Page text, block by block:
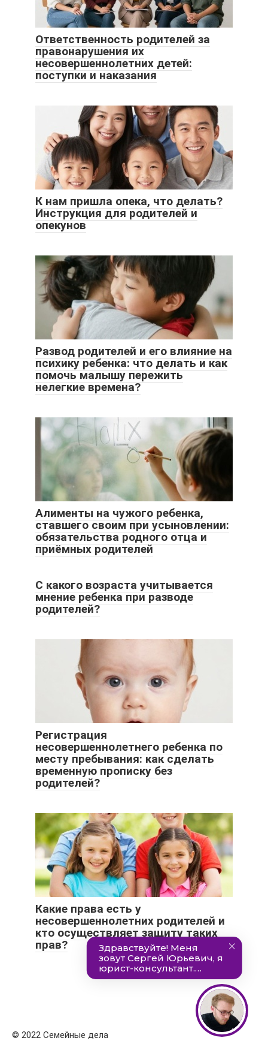
Ответственность родителей за
правонарушения их
несовершеннолетних детей:
поступки и наказания
К нам пришла опека, что делать?
Инструкция для родителей и
опекунов
Развод родителей и его влияние на
психику ребенка: что делать и как
помочь малышу пережить
нелегкие времена?
Алименты на чужого ребенка,
ставшего своим при усыновлении:
обязательства родного отца и
приёмных родителей
С какого возраста учитывается
мнение ребенка при разводе
родителей?
Регистрация
несовершеннолетнего ребенка по
месту пребывания: как сделать
временную прописку без
родителей?
Какие права есть у
несовершеннолетних родителей и
кто осуществляет защиту таких
прав?
© 2022 Семейные дела